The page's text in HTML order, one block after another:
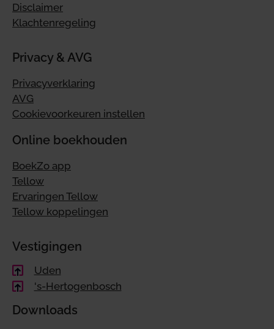
Disclaimer
Klachtenregeling
Privacy & AVG
Privacyverklaring
AVG
Cookievoorkeuren instellen
Online boekhouden
BoekZo app
Tellow
Ervaringen Tellow
Tellow koppelingen
Vestigingen
Uden
's-Hertogenbosch
Downloads